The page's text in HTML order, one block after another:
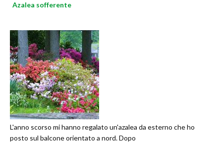
Azalea sofferente
L'anno scorso mi hanno regalato un'azalea da esterno che ho
posto sul balcone orientato a nord. Dopo